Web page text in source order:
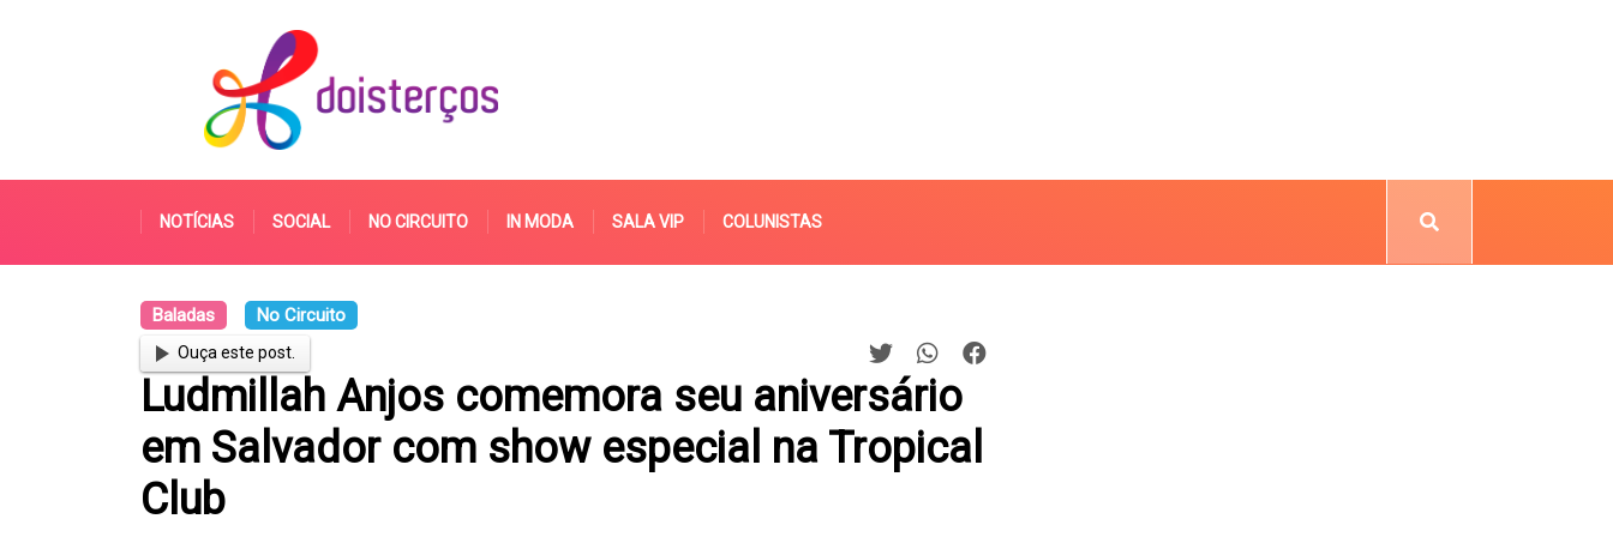
NOTÍCIAS SOCIAL NO CIRCUITO IN MODA SALA VIP COLUNISTAS
Baladas No Circuito
Ouça este post.
Ludmillah Anjos comemora seu aniversário
em Salvador com show especial na Tropical
Club